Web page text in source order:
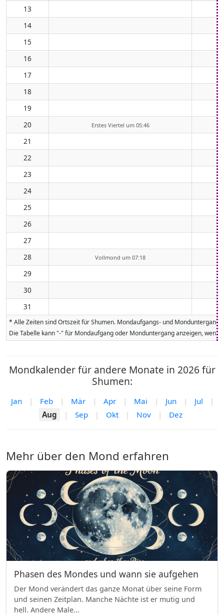
13
14
15
16
17
18
19
20
Erstes Viertel um 05:46
21
22
23
24
25
26
27
28
Vollmond um 07:18
29
30
31
* Alle Zeiten sind Ortszeit für Shumen. Mondaufgangs- und
Die Tabelle kann "-" für Mondaufgang oder Monduntergang anzeigen,
Mondkalender für andere Monate in 2026 für
Shumen:
Jan | Feb | Mär | Apr | Mai | Jun | Jul
|
Aug
| Sep | Okt | Nov | Dez
Mehr über den Mond erfahren
Phasen des Mondes und wann sie aufgehen
Der Mond verändert das ganze Monat über seine Form
und seinen Zeitplan. Manche Nächte ist er mutig und
hell. Andere Male...